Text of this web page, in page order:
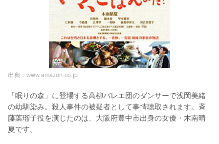
出典 : www.amazon.co.jp
「眠りの森」に登場する高柳バレエ団のダンサーで浅岡美緒
の幼馴染み。殺人事件の被疑者として事情聴取されます。斉
藤葉瑠子役を演じたのは、大阪府豊中市出身の女優・木南晴
夏です。